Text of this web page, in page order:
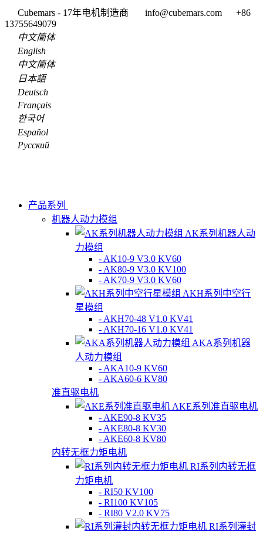
Cubemars - 17年电机制造商 info@cubemars.com
+86
13755649079
中文简体
English
中文简体
日本語
Deutsch
Français
한국어
Español
Pусский
产品系列
机器人动力模组
AK系列机器人动
力模组
- AK10-9 V3.0 KV60
- AK80-9 V3.0 KV100
- AK70-9 V3.0 KV60
AKH系列中空行
星模组
- AKH70-48 V1.0 KV41
- AKH70-16 V1.0 KV41
AKA系列机器
人动力模组
- AKA10-9 KV60
- AKA60-6 KV80
准直驱电机
AKE系列准直驱电机
- AKE90-8 KV35
- AKE80-8 KV30
- AKE60-8 KV80
内转无框力矩电机
RI系列内转无框
力矩电机
- RI50 KV100
- RI100 KV105
- RI80 V2.0 KV75
RI系列灌封